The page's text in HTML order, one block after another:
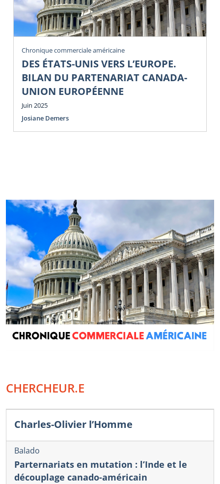
Chronique commerciale américaine
DES ÉTATS-UNIS VERS L’EUROPE.
BILAN DU PARTENARIAT CANADA-
UNION EUROPÉENNE
Juin 2025
Josiane Demers
CHERCHEUR.E
Charles-Olivier l’Homme
Balado
Parternariats en mutation : l’Inde et le
découplage canado-américain